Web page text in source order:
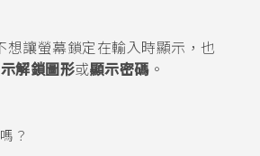
想讓螢幕鎖定在輸入時顯示，也
解鎖圖形或顯示密碼。
？